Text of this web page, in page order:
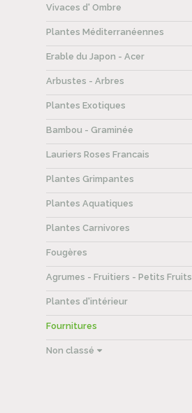
Vivaces d' Ombre
Plantes Méditerranéennes
Erable du Japon - Acer
Arbustes - Arbres
Plantes Exotiques
Bambou - Graminée
Lauriers Roses Francais
Plantes Grimpantes
Plantes Aquatiques
Plantes Carnivores
Fougères
Agrumes - Fruitiers - Petits Fruits
Plantes d'intérieur
Fournitures
Non classé